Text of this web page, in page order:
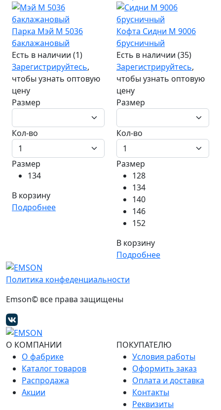
Парка Мэй М 5036
баклажановый
Есть в наличии (1)
Зарегистрируйтесь,
чтобы узнать оптовую
цену
Размер
Кол-во
Размер
134
В корзину
Подробнее
Кофта Сидни М 9006
брусничный
Есть в наличии (35)
Зарегистрируйтесь,
чтобы узнать оптовую
цену
Размер
Кол-во
Размер
128
134
140
146
152
В корзину
Подробнее
Политика конфеденциальности
Emson© все права защищены
О КОМПАНИИ
О фабрике
Каталог товаров
Распродажа
Акции
ПОКУПАТЕЛЮ
Условия работы
Оформить заказ
Оплата и доставка
Контакты
Реквизиты